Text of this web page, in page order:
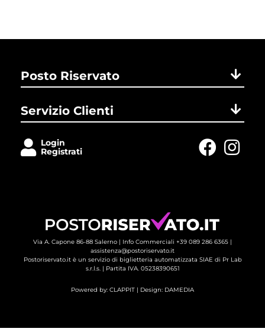
Posto Riservato
Servizio Clienti
Login
Registrati
Via A. Capone 86-88 Salerno | Info Commerciali +39 089 286 6365 |
assistenza@postoriservato.it
Postoriservato.it è un servizio di biglietteria automatizzata SIAE di Pr Lab
s.r.l.s. | Partita IVA. 05238390651
Powered by: CLAPPIT | Design: DAMEDIA